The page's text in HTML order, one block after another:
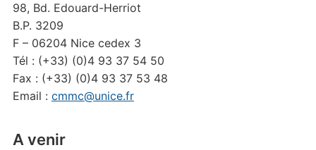
98, Bd. Edouard-Herriot
B.P. 3209
F – 06204 Nice cedex 3
Tél : (+33) (0)4 93 37 54 50
Fax : (+33) (0)4 93 37 53 48
Email : cmmc@unice.fr
A venir